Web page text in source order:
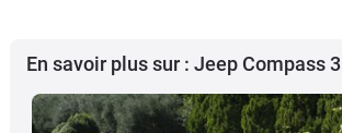
En savoir plus sur : Jeep Compass 3